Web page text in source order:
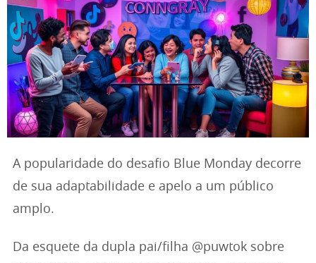
A popularidade do desafio Blue Monday decorre
de sua adaptabilidade e apelo a um público
amplo.
Da esquete da dupla pai/filha @puwtok sobre